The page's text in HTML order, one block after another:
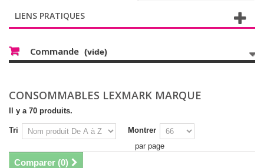
LIENS PRATIQUES
Commande (vide)
CONSOMMABLES LEXMARK MARQUE
Il y a 70 produits.
Tri
Montrer
par page
Comparer (0)